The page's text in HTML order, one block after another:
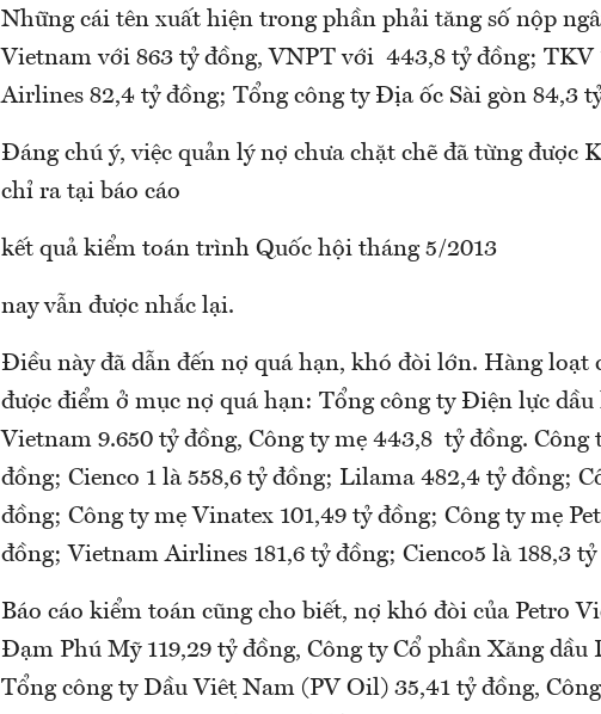
Những cái tên xuất hiện trong phần phải tăng số nộp
Vietnam với 863 tỷ đồng, VNPT với 443,8 tỷ đồng; TKV
Airlines 82,4 tỷ đồng; Tổng công ty Địa ốc Sài gòn 84,3
Đáng chú ý, việc quản lý nợ chưa chặt chẽ đã từng được
chỉ ra tại báo cáo
kết quả kiểm toán trình Quốc hội tháng 5/2013
nay vẫn được nhắc lại.
Điều này đã dẫn đến nợ quá hạn, khó đòi lớn. Hàng loạt
được điểm ở mục nợ quá hạn: Tổng công ty Điện lực
Vietnam 9.650 tỷ đồng, Công ty mẹ 443,8 tỷ đồng. Công
đồng; Cienco 1 là 558,6 tỷ đồng; Lilama 482,4 tỷ đồng;
đồng; Công ty mẹ Vinatex 101,49 tỷ đồng; Công ty mẹ
đồng; Vietnam Airlines 181,6 tỷ đồng; Cienco5 là 188,3
Báo cáo kiểm toán cũng cho biết, nợ khó đòi của Petro
Đạm Phú Mỹ 119,29 tỷ đồng, Công ty Cổ phần Xăng
Tổng công ty Dầu Việt Nam (PV Oil) 35,41 tỷ đồng,